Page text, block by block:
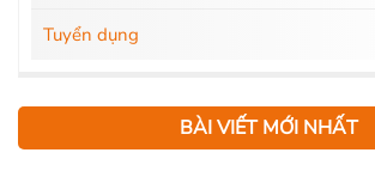
Tuyển dụng
BÀI VIẾT MỚI NHẤT